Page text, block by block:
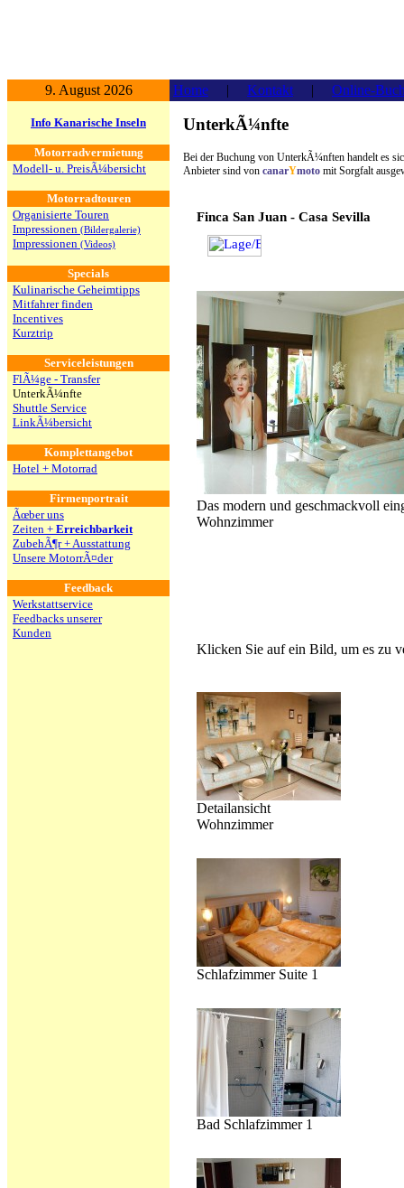
9. August 2026 Home | Kontakt | Online-
Info Kanarische Inseln
Motorradvermietung
Modell- u. PreisÃ¼bersicht
Motorradtouren
Organisierte Touren
Impressionen (Bildergalerie)
Impressionen (Videos)
Specials
Kulinarische Geheimtipps
Mitfahrer finden
Incentives
Kurztrip
Serviceleistungen
FlÃ¼ge - Transfer
UnterkÃ¼nfte
Shuttle Service
LinkÃ¼bersicht
Komplettangebot
Hotel + Motorrad
Firmenportrait
Ãœber uns
Zeiten + Erreichbarkeit
ZubehÃ¶r + Ausstattung
Unsere MotorrÃ¤der
Feedback
Werkstattservice
Feedbacks unserer
Kunden
UnterkÃ¼nfte
Bei der Buchung von UnterkÃ¼nften handelt es
Anbieter sind von canarYmoto mit Sorgfalt
Finca San Juan - Casa Sevilla
Das modern und geschmackvoll
Wohnzimmer
Klicken Sie auf ein Bild, um es zu
Detailansicht
Wohnzimmer
Schlafzimmer Suite 1
Bad Schlafzimmer 1